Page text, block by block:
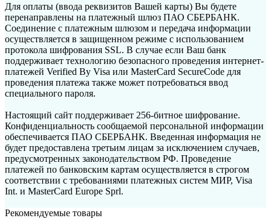
Для оплаты (ввода реквизитов Вашей карты) Вы будете
перенаправлены на платежный шлюз ПАО СБЕРБАНК.
Соединение с платежным шлюзом и передача информации
осуществляется в защищенном режиме с использованием
протокола шифрования SSL. В случае если Ваш банк
поддерживает технологию безопасного проведения интернет-
платежей Verified By Visa или MasterCard SecureCode для
проведения платежа также может потребоваться ввод
специального пароля.
Настоящий сайт поддерживает 256-битное шифрование.
Конфиденциальность сообщаемой персональной информации
обеспечивается ПАО СБЕРБАНК. Введенная информация не
будет предоставлена третьим лицам за исключением случаев,
предусмотренных законодательством РФ. Проведение
платежей по банковским картам осуществляется в строгом
соответствии с требованиями платежных систем МИР, Visa
Int. и MasterCard Europe Sprl.
Рекомендуемые товары